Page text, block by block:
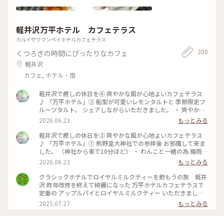
軽井沢万平ホテル カフェテラス
カルイザワマンペイホテルカフェテラス
くつろぎの時間にぴったりなカフェ
軽井沢
カフェ, ホテル・宿
300
軽井沢で癒しの休日を④ 爽やかな風が心地よいカフェテラス
♪ 「万平ホテル」② 船型が可愛いレモンタルトと 季節限定フ
ルーツタルト。 シェアしながらいただきました。 ・ 爽やかな
風景を楽しみながら 贅沢なティータイムになりました。 #軽井
沢 #万平ホテル #万平ホテルカフェテラス #カフェテラス
2026.06.23
もっとみる
軽井沢で癒しの休日を③ 爽やかな風が心地よいカフェテラス
♪ 「万平ホテル」① 熊野皇大神社での参拝後 お邪魔して来ま
した。 （神社から車で10分ほど） ・ わんこと一緒の為 梅雨晴
れがほんとありがたく 軽井沢の爽やかな風を感じながら レモ
ンタルトとフルーツタルト おいしいティータイムに♡ ・ #軽
井沢 #万平ホテル#カフェテラス#万平ホテルカフェテラス
2026.06.23
もっとみる
クラシックホテルでロイヤルミルクティーを飲もうの旅 軽井
沢 昨年改修を終えて綺麗になった 万平ホテルカフェテラスで
定番の アップルパイとロイヤルミルクティー いただきました
かのジョン・レノン直伝といわれる ロイヤルミルクティーは
ミルクの マイルドさがありながらもスッキリと 紅茶葉の香り
2025.07.27 もっとみる